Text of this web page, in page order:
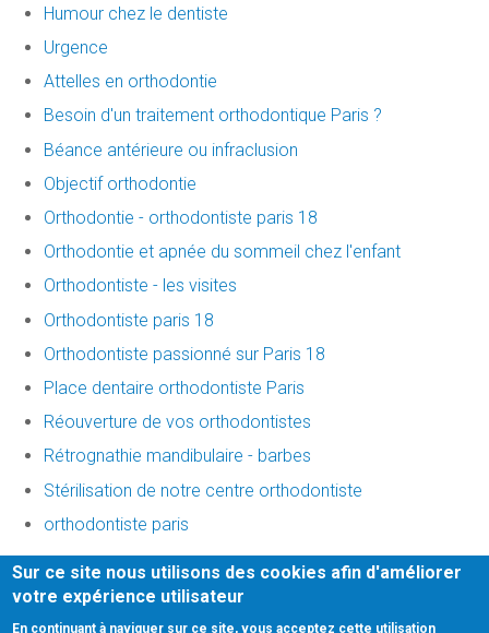
Humour chez le dentiste
Urgence
Attelles en orthodontie
Besoin d'un traitement orthodontique Paris ?
Béance antérieure ou infraclusion
Objectif orthodontie
Orthodontie - orthodontiste paris 18
Orthodontie et apnée du sommeil chez l'enfant
Orthodontiste - les visites
Orthodontiste paris 18
Orthodontiste passionné sur Paris 18
Place dentaire orthodontiste Paris
Réouverture de vos orthodontistes
Rétrognathie mandibulaire - barbes
Stérilisation de notre centre orthodontiste
orthodontiste paris
Honoraires-Mentions légales
centre ophtalmologique paris
site web du cabinet
Sur ce site nous utilisons des cookies afin d'améliorer
votre expérience utilisateur
En continuant à naviguer sur ce site, vous acceptez cette utilisation